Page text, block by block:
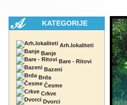
KATEGORIJE
Arh.lokaliteti
Banje
Bare - Ritovi
Bazeni
Brda
Česme
Crkve
Dvorci